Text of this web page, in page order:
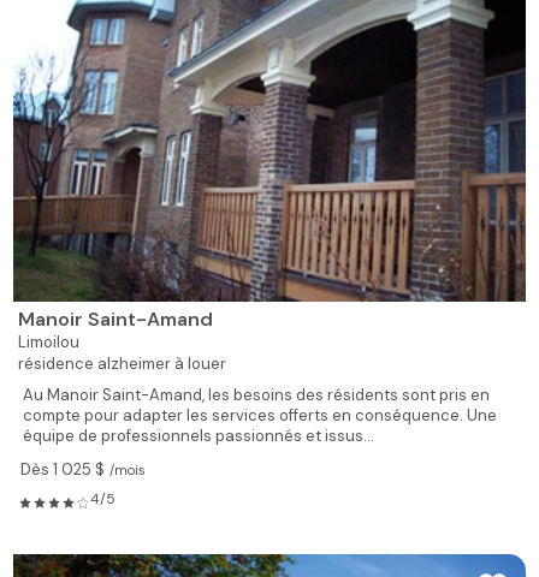
Manoir Saint-Amand
Limoilou
résidence alzheimer à louer
Au Manoir Saint-Amand, les besoins des résidents sont pris en
compte pour adapter les services offerts en conséquence. Une
équipe de professionnels passionnés et issus...
Dès 1 025 $ /mois
4/5